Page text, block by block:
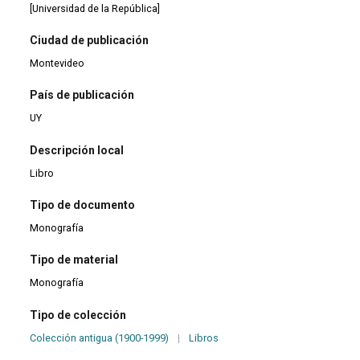
[Universidad de la República]
Ciudad de publicación
Montevideo
País de publicación
UY
Descripción local
Libro
Tipo de documento
Monografía
Tipo de material
Monografía
Tipo de colección
Colección antigua (1900-1999) | Libros